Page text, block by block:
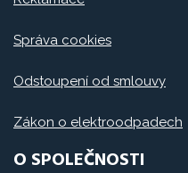
Správa cookies
Odstoupení od smlouvy
Zákon o elektroodpadech
O SPOLEČNOSTI